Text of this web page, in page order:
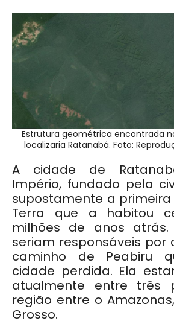
Estrutura geométrica encontrada
localizaria Ratanabá. Foto:
A cidade de
Império, fundado pela
supostamente a primeira
Terra que a habitou
milhões de anos atrás.
seriam responsáveis por
caminho de Peabiru
cidade perdida. Ela
atualmente entre três
região entre o
Grosso.